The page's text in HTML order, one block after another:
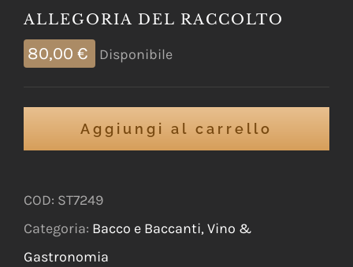
ALLEGORIA DEL RACCOLTO
80,00 € Disponibile
Aggiungi al carrello
COD: ST7249
Categoria: Bacco e Baccanti, Vino &
Gastronomia